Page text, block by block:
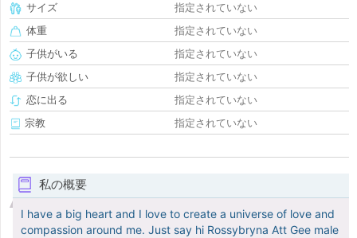
サイズ
指定されていない
体重
指定されていない
子供がいる
指定されていない
子供が欲しい
指定されていない
恋に出る
指定されていない
宗教
指定されていない
私の概要
I have a big heart and I love to create a universe of love and
compassion around me. Just say hi Rossybryna Att Gee male